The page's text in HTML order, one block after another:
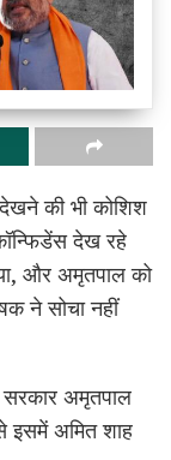
की भी कोशिश
देख रहे
और अमृतपाल को
ने सोचा नहीं
अमृतपाल
इसमें अमित शाह